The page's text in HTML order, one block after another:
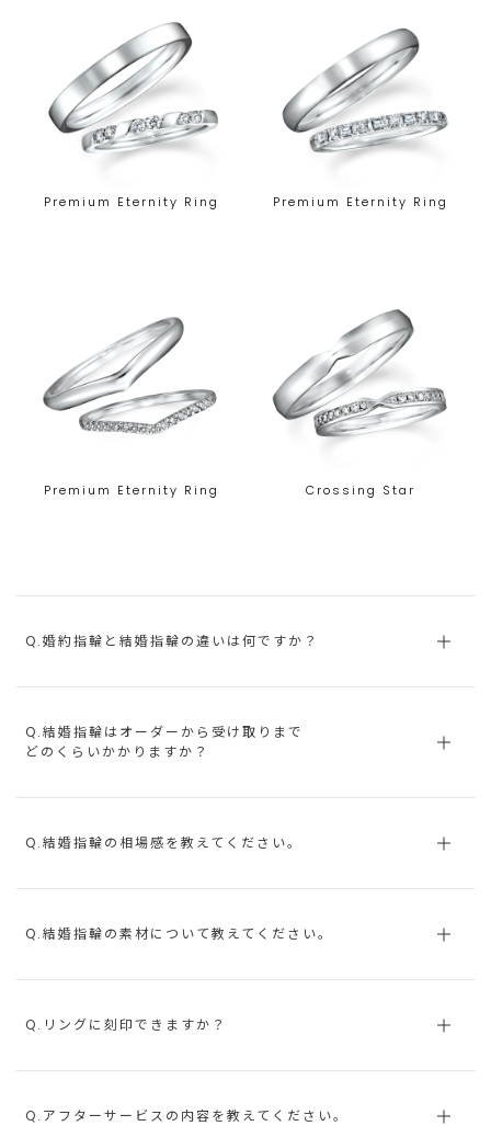
Premium Eternity Ring Premium Eternity Ring
Premium Eternity Ring Crossing Star
Q.婚約指輪と結婚指輪の違いは何ですか？
Q.結婚指輪はオーダーから受け取りまで
どのくらいかかりますか？
Q.結婚指輪の相場感を教えてください。
Q.結婚指輪の素材について教えてください。
Q.リングに刻印できますか？
Q.アフターサービスの内容を教えてください。